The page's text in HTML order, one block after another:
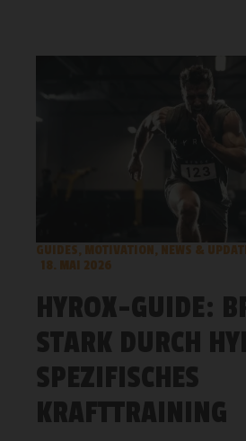
GUIDES, MOTIVATION, NEWS &
18. MAI 2026
HYROX-GUIDE:
STARK DURCH
SPEZIFISCHES
KRAFTTRAINING